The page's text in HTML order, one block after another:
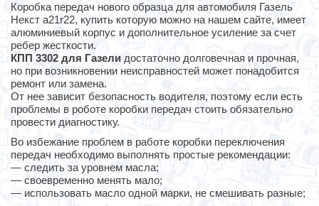
Коробка передач нового образца для автомобиля Газель
Некст а21r22, купить которую можно на нашем сайте, имеет
алюминиевый корпус и дополнительное усиление за счет
ребер жесткости.
КПП 3302 для Газели достаточно долговечная и прочная,
но при возникновении неисправностей может понадобится
ремонт или замена.
От нее зависит безопасность водителя, поэтому если есть
проблемы в роботе коробки передач стоить обязательно
провести диагностику.
Во избежание проблем в работе коробки переключения
передач необходимо выполнять простые рекомендации:
— следить за уровнем масла;
— своевременно менять мало;
— использовать масло одной марки, не смешивать разные;